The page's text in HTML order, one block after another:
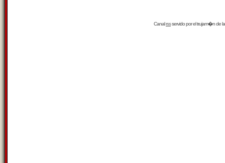
Canalrssservido por eltrujam�nde